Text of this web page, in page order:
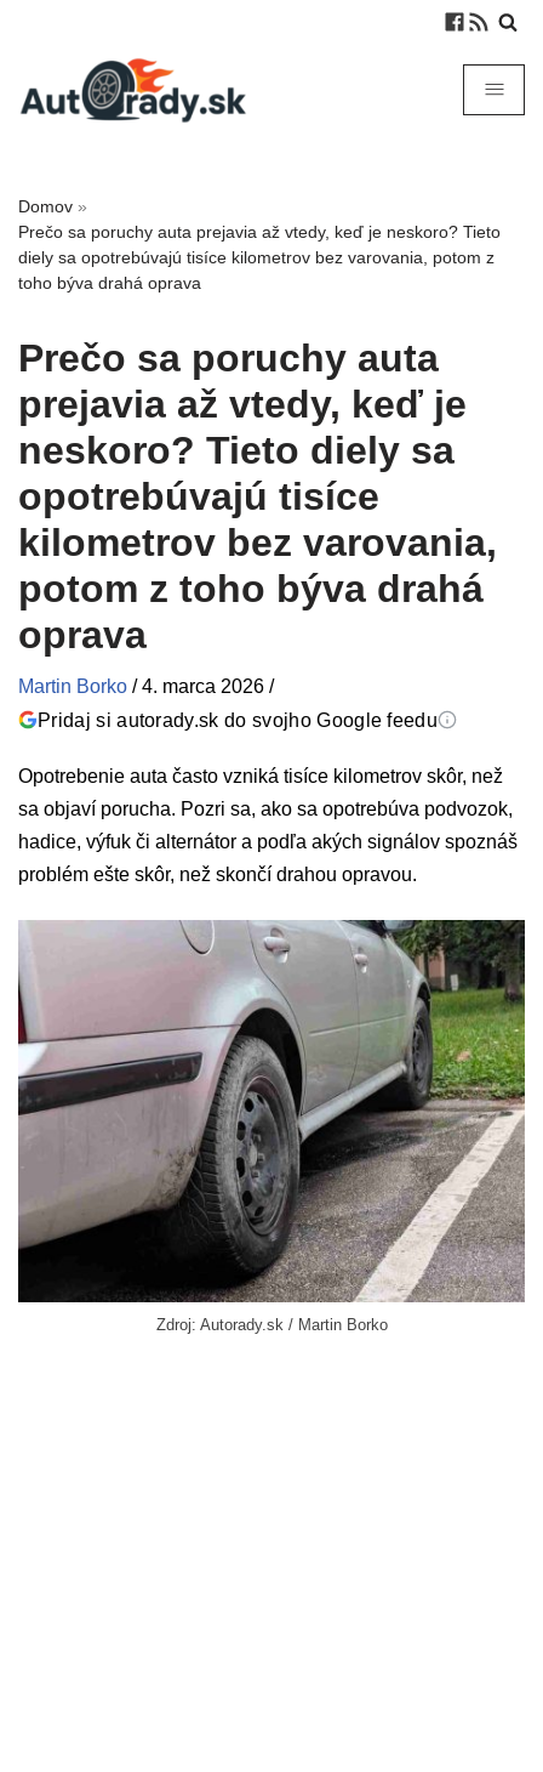
Domov »
Prečo sa poruchy auta prejavia až vtedy, keď je neskoro? Tieto
diely sa opotrebúvajú tisíce kilometrov bez varovania, potom z
toho býva drahá oprava
Prečo sa poruchy auta
prejavia až vtedy, keď je
neskoro? Tieto diely sa
opotrebúvajú tisíce
kilometrov bez varovania,
potom z toho býva drahá
oprava
Martin Borko /4. marca 2026 /
Pridaj si autorady.sk do svojho Google feedu
Opotrebenie auta často vzniká tisíce kilometrov skôr, než
sa objaví porucha. Pozri sa, ako sa opotrebúva podvozok,
hadice, výfuk či alternátor a podľa akých signálov spoznáš
problém ešte skôr, než skončí drahou opravou.
Zdroj: Autorady.sk / Martin Borko